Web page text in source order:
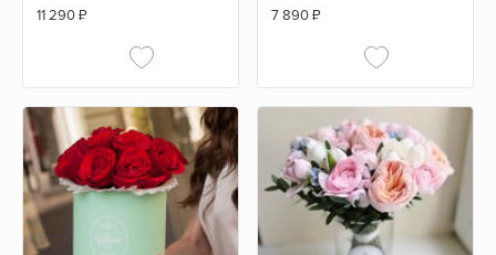
11 290₽ 7 890₽